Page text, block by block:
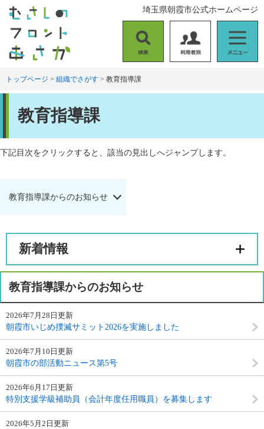
す
し
索
用
ニ
埼玉県朝霞市公式ホームページ
トップページ > 組織でさがす > 教育指導課
教育指導課
下記目次をクリックすると、該当の見出しへジャンプします。
教育指導課からのお知らせ
新着情報
教育指導課からのお知らせ
2026年7月28日更新
朝霞市いじめ撲滅サミット2026を実施しました
2026年7月10日更新
朝霞市の部活動ニュース第5号
2026年6月17日更新
特別支援学級補助員（会計年度任用職員）を募集します
2026年5月2日更新